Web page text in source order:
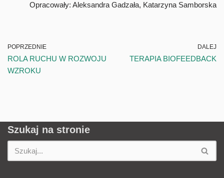
Opracowały: Aleksandra Gadzała, Katarzyna Samborska
POPRZEDNIE
ROLA RUCHU W ROZWOJU
WZROKU
DALEJ
TERAPIA BIOFEEDBACK
Szukaj na stronie